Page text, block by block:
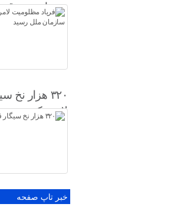
شورای حقوق
ملل رسید
۳۲۰ هزار نخ
لامرد کشف
خبر تاپ صفحه